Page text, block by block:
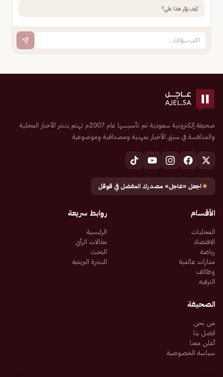
كيف يؤثر هذا علي؟
صحيفة إلكترونية سعودية تم تأسيسها عام 2007م تهتم بنشر الأخبار المحلية
والمنافسة في سبق الأخبار بمهنية ومصداقية وموضوعية
★اجعل «عاجل» مصدرك المفضل في قوقل
الأقسام
المحليات
الاقتصاد
رياضة
مدارات عالمية
وظائف
الترفيه
روابط سريعة
الرئيسية
مقالات الرأي
البحث
النشرة البريدية
الصحيفة
من نحن
اتصل بنا
أعلن معنا
سياسة الخصوصية